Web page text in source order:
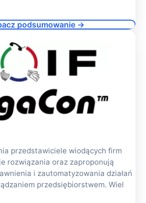
podsumowanie →
przedstawiciele wiodących firm
rozwiązania oraz zaproponują
i zautomatyzowania działań
przedsiębiorstwem. Wiel